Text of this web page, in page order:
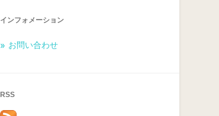
インフォメーション
お問い合わせ
RSS